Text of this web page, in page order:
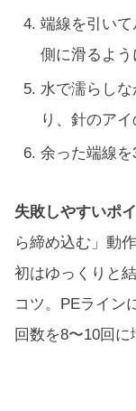
端線を引い
側に滑るよう
水で濡らし
り、針のア
余った端線を
失敗しやすいポ
ら締め込む」動
初はゆっくりと
コツ。PEライン
回数を8〜10回に